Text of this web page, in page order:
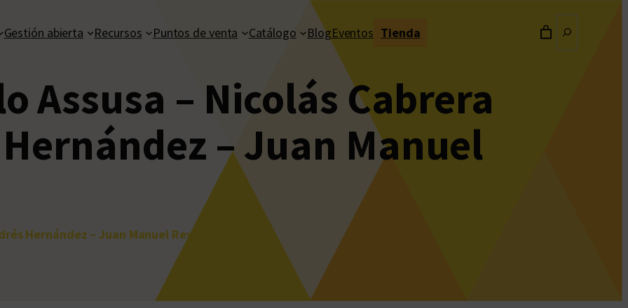
Gestión abierta Recursos Puntos de venta Catálogo BlogEventos Tienda
Assusa – Nicolás Cabrera
– Juan Manuel
Hernández – Juan Manuel Reynares